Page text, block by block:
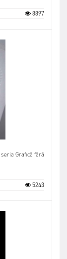
8897
Grafică fără
5243